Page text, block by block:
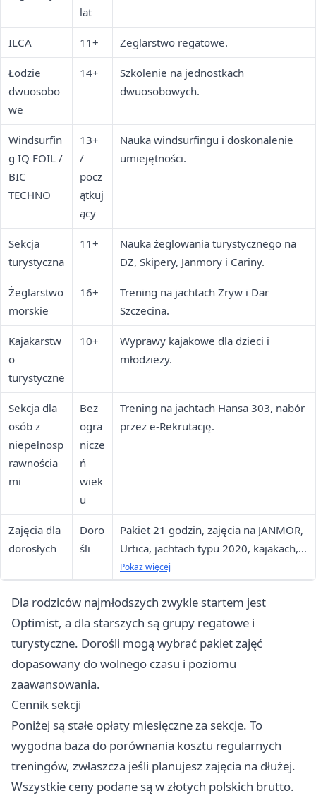
lat
ILCA 11+ Żeglarstwo regatowe.
Łodzie
dwuosobo
we
14+
Szkolenie na jednostkach
dwuosobowych.
Windsurfin
g IQ FOIL /
BIC
TECHNO
13+
/
pocz
ątkuj
ący
Nauka windsurfingu i doskonalenie
umiejętności.
Sekcja
turystyczna
11+
Nauka żeglowania turystycznego na
DZ, Skipery, Janmory i Cariny.
Żeglarstwo
morskie
16+
Trening na jachtach Zryw i Dar
Szczecina.
Kajakarstw
o
turystyczne
10+
Wyprawy kajakowe dla dzieci i
młodzieży.
Sekcja dla
osób z
niepełnosp
rawnościa
mi
Bez
ogra
nicze
ń
wiek
u
Trening na jachtach Hansa 303, nabór
przez e-Rekrutację.
Zajęcia dla
dorosłych
Doro
śli
Pakiet 21 godzin, zajęcia na JANMOR,
Urtica, jachtach typu 2020, kajakach,
łódkach motorowych, skuterach
wodnych i DZ.
Pokaż więcej
Dla rodziców najmłodszych zwykle startem jest
Optimist, a dla starszych są grupy regatowe i
turystyczne. Dorośli mogą wybrać pakiet zajęć
dopasowany do wolnego czasu i poziomu
zaawansowania.
Cennik sekcji
Poniżej są stałe opłaty miesięczne za sekcje. To
wygodna baza do porównania kosztu regularnych
treningów, zwłaszcza jeśli planujesz zajęcia na dłużej.
Wszystkie ceny podane są w złotych polskich brutto.